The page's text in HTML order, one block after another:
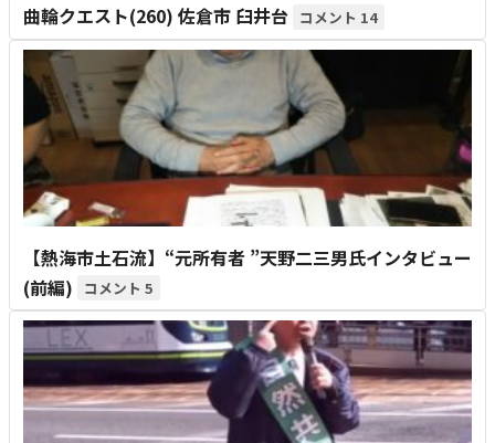
曲輪クエスト(260) 佐倉市 臼井台 14
【熱海市土石流】“元所有者 ”天野二三男氏インタビュー
(前編)
5